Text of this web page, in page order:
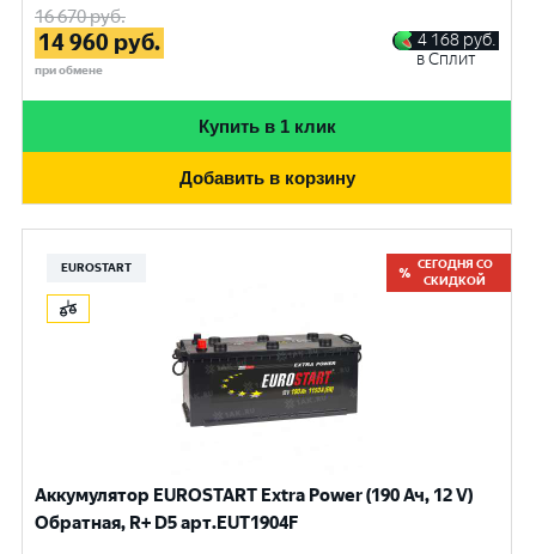
16 670руб.
14 960 руб.
при обмене
4 168 руб.
в Сплит
Купить в 1 клик
Добавить в корзину
EUROSTART
СЕГОДНЯ СО
СКИДКОЙ
Аккумулятор EUROSTART Extra Power (190 Ач, 12 V)
Обратная, R+ D5 арт.EUT1904F